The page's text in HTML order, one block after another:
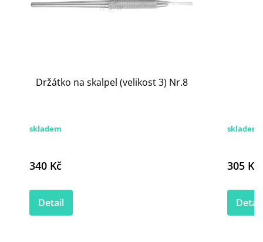
Držátko na skalpel (velikost 3) Nr.8
skladem
340 Kč
Detail
skladem
305 Kč
Detail